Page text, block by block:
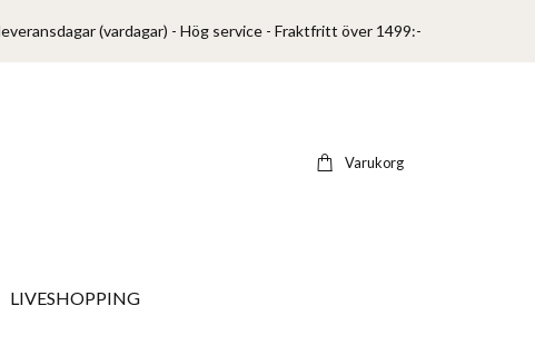
(vardagar) - Hög service - Fraktfritt över 1499:-
Varukorg
LIVESHOPPING